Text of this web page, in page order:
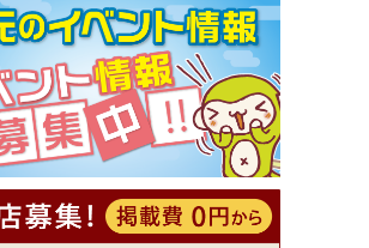
定①】初回割引 特価 VIO脱毛11,000円
メンズ専門ワックス脱毛サロン Mickle
））
年9月30日
者特典2】コース 3,500円→3,000円（料
間飲み放題）（創作イタリアン Pia Cu
オーレ））
年9月30日
者特典1】料理全品20％OFF ※18時以